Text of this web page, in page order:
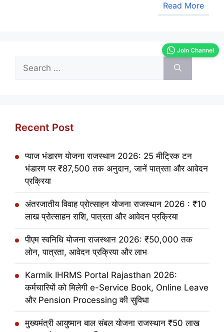
Read More
Search
for:
Recent Post
प्याज भंडारण योजना राजस्थान 2026: 25 मीट्रिक टन
भंडारण पर ₹87,500 तक अनुदान, जानें पात्रता और आवेदन
प्रक्रिया
अंतरजातीय विवाह प्रोत्साहन योजना राजस्थान 2026 : ₹10
लाख प्रोत्साहन राशि, पात्रता और आवेदन प्रक्रिया
पीएम स्वनिधि योजना राजस्थान 2026: ₹50,000 तक
लोन, पात्रता, आवेदन प्रक्रिया और लाभ
Karmik IHRMS Portal Rajasthan 2026:
कर्मचारियों को मिलेगी e-Service Book, Online Leave
और Pension Processing की सुविधा
मुख्यमंत्री आयुष्मान बाल संबल योजना राजस्थान ₹50 लाख
Join Channel